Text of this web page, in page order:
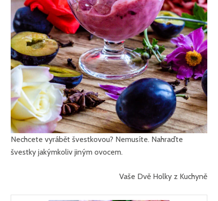
Nechcete vyrábět švestkovou? Nemusíte. Nahraďte
švestky jakýmkoliv jiným ovocem.
Vaše Dvě Holky z Kuchyně